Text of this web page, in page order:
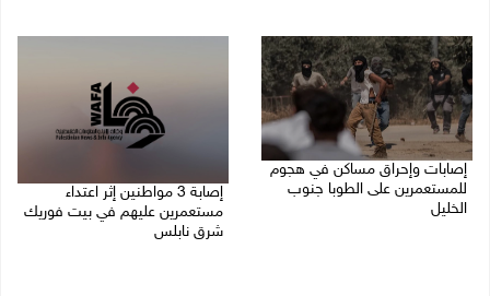
إصابات وإحراق مساكن في هجوم
للمستعمرين على الطوبا جنوب
الخليل
إصابة 3 مواطنين إثر اعتداء
مستعمرين عليهم في بيت فوريك
شرق نابلس